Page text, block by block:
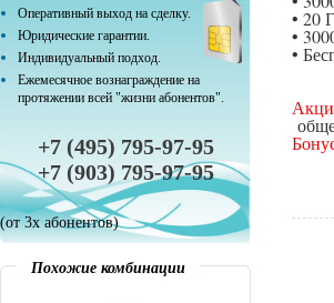
Оперативный выход на сделку.
Юридические гарантии.
Индивидуальный подход.
Ежемесячное вознаграждение на
протяжении всей "жизни абонентов".
+7 (495) 795-97-95
+7 (903) 795-97-95
(от 3х абонентов)
Похожие комбинации
• 20
•
•